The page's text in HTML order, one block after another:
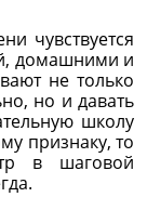
чувствуется
домашними и
не только
но и давать
школу
признаку, то
в шаговой